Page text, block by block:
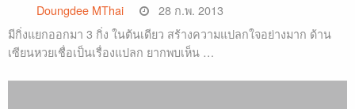
Doungdee MThai
28 ก.พ. 2013
มีกิ่งแยกออกมา 3 กิ่ง ในต้นเดียว สร้างความแปลกใจอย่างมาก ด้าน
เซียนหวยเชื่อเป็นเรื่องแปลก ยากพบเห็น …